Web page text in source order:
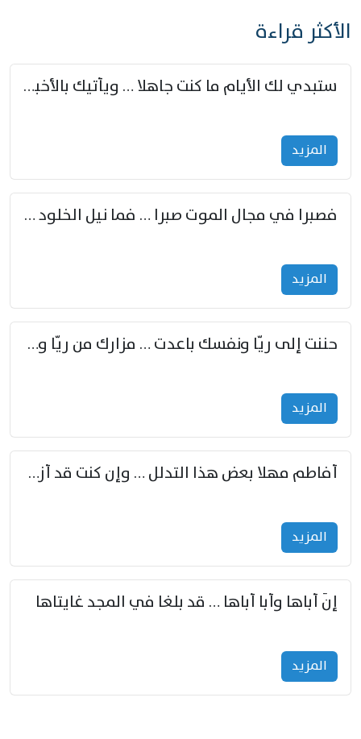
الأكثر قراءة
ستبدي لك الأيام ما كنت جاهلا … ويأتيك بالأخبار من لم تزوّد
المزید
فصبرا في مجال الموت صبرا … فما نيل الخلود بمستطاع
المزید
حننت إلى ريّا ونفسك باعدت … مزارك من ريّا وشعباكما معا
المزید
أفاطم مهلا بعض هذا التدلل … وإن كنت قد أزمعت صرمي فأجملي
المزید
إنّ أباها وأبا أباها … قد بلغا في المجد غايتاها
المزید